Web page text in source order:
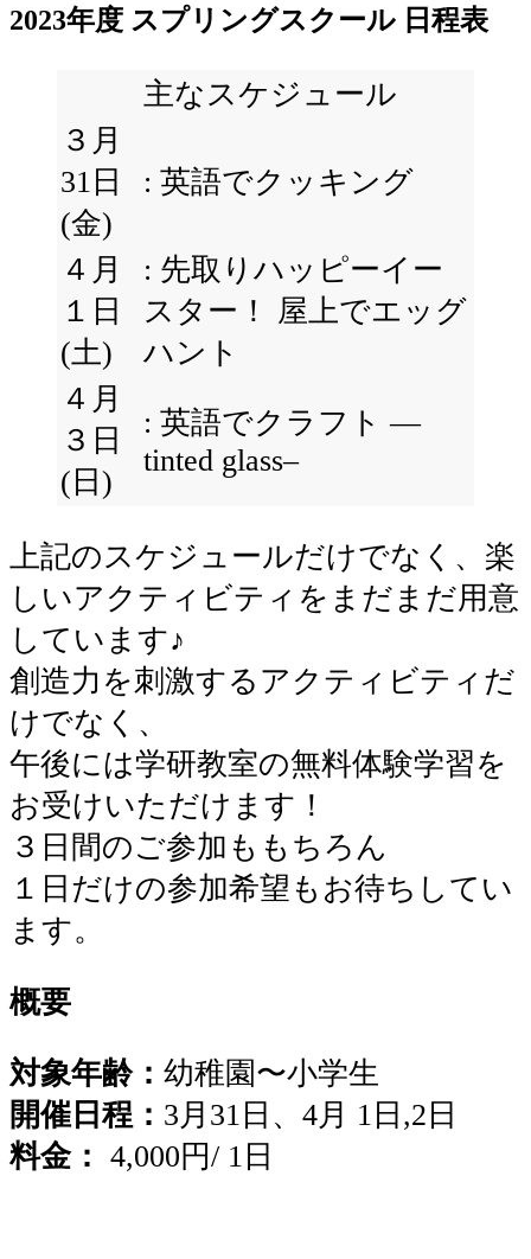
2023年度 スプリングスクール 日程表
主なスケジュール
３月
31日
(金)
: 英語でクッキング
４月
１日
(土)
: 先取りハッピーイー
スター！ 屋上でエッグ
ハント
４月
３日
(日)
: 英語でクラフト —
tinted glass–
上記のスケジュールだけでなく、楽
しいアクティビティをまだまだ用意
しています♪
創造力を刺激するアクティビティだ
けでなく、
午後には学研教室の無料体験学習を
お受けいただけます！
３日間のご参加ももちろん
１日だけの参加希望もお待ちしてい
ます。
概要
対象年齢： 幼稚園〜小学生
開催日程： 3月31日、4月 1日,2日
料金： 4,000円/ 1日